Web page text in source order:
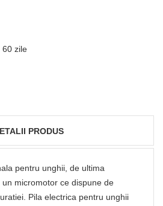
zile
PRODUS
pentru unghii, de ultima
micromotor ce dispune de
Pila electrica pentru unghii